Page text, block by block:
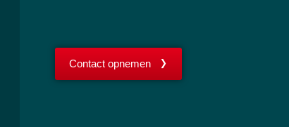
Contact opnemen